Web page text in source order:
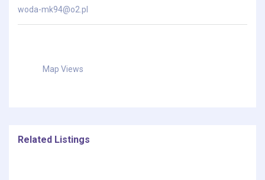
woda-mk94@o2.pl
Map Views
Related Listings